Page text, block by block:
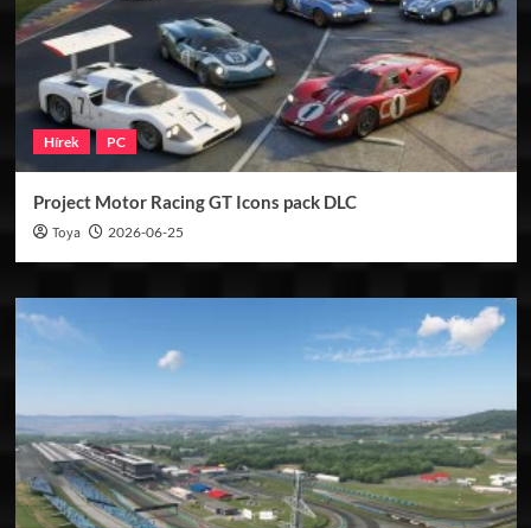
Hírek PC
Project Motor Racing GT Icons pack DLC
Toya 2026-06-25